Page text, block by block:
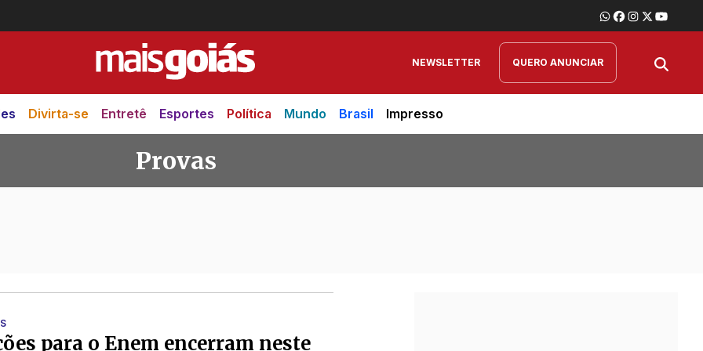
NEWSLETTER QUERO ANUNCIAR
Divirta-se Entretê Esportes Política Mundo Brasil Impresso
Provas
para o Enem encerram neste